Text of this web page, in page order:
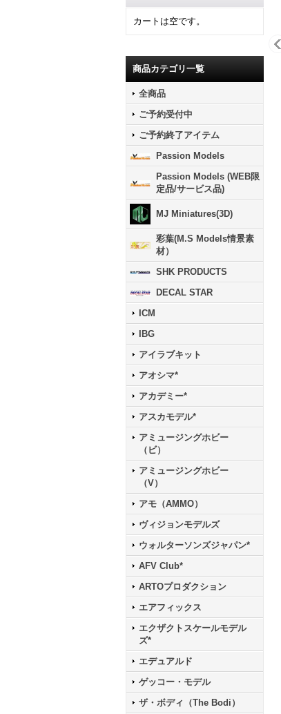
カートは空です。
商品カテゴリ一覧
全商品
ご予約受付中
ご予約終了アイテム
Passion Models
Passion Models (WEB限
定品/サービス品)
MJ Miniatures(3D)
彩葉(M.S Models情景素
材）
SHK PRODUCTS
DECAL STAR
ICM
IBG
アイラブキット
アオシマ*
アカデミー*
アスカモデル*
アミュージングホビー
（ビ）
アミュージングホビー
（V）
アモ（AMMO）
ヴィジョンモデルズ
ウォルターソンズジャパン*
AFV Club*
ARTOプロダクション
エアフィックス
エクザクトスケールモデル
ズ*
エデュアルド
ゲッコー・モデル
ザ・ボディ（The Bodi）